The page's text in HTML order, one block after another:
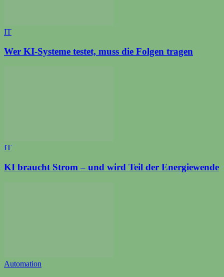
IT
Wer KI-Systeme testet, muss die Folgen tragen
IT
KI braucht Strom – und wird Teil der Energiewende
Automation